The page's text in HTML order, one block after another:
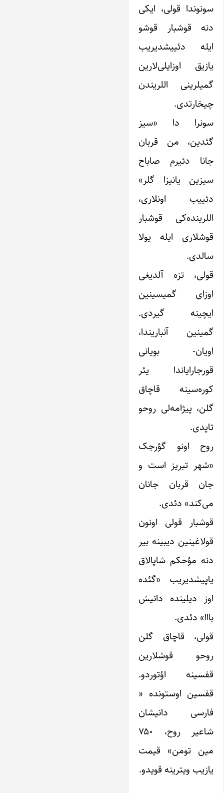
سونوندا قولی، ایکی
دنه قوشبار قوشو
ایله دئییشدیریب
یازیق اوزایلی‌لارین
گمیلرینی اللریندن
چیخارتدی.
سونرا دا «سیز
گئدین، من قربان
جانا دئیرم صاباح
سیزین یانیزا گلر»
دئییب اونلاری،
اللرینده‌کی قوشبار
قوشلاری ایله یولا
سالدی.
قولی، تزه آلدیغی
اوزای گمیسینین
ایچینه گیردی.
گمینین آنباریندا،
اویان- بویانی
قورجارایاندا یئر
کوره‌سینه قاچاق
گلن، پیژامه‌لی روحو
تاپدی.
روح اونو گؤرجک
«شهر تبریز است و
جان قربان جانان
می‌کند» دئدی.
قوشبار قولی اونون
قولاغینین دیبینه بیر
دنه مؤحکم شاپالاق
یاپیشدیریب «گئده
اوز دیلینده دانیش
بااا» دئدی.
قولی، قاچاق گلن
روحو قوشلارین
قفسینه اؤتوردو.
قفسین اوستونده «
فارسی دانیشان
شاعیر روح، ۷۵۰
مین تومن» قیمت
یازیب ویترینه قویدو.